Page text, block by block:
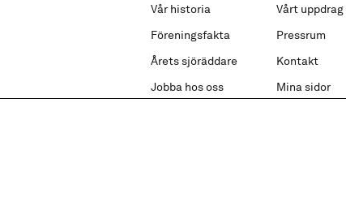
Vår historia Vårt uppdrag
Föreningsfakta
Pressrum
Årets sjöräddare
Kontakt
Jobba hos oss
Mina sidor